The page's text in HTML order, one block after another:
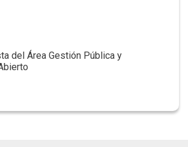
del Área Gestión Pública y